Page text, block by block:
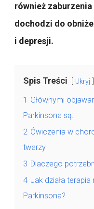
również
dochodzi do
i depresji.
Spis Treści Ukryj
1 Głównymi
Parkinsona są:
2 Ćwiczenia w
twarzy
3 Dlaczego
4 Jak działa
Parkinsona?